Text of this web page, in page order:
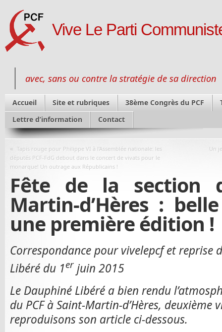
Vive Le Parti
avec, sans ou contre la stratégie de sa direction
Accueil Site et rubriques 38ème Congrès du PCF
Lettre d’information
Contact
« Tapis rouge pour Philippe VI à l’Assemblée nationale: les
députés PCF-FdG debout dans le concert de vivats pour le
monarque! Un outrage aux Républicains !
Un
Fête de la section
Martin-d’Hères :
une première édition !
Correspondance pour vivelepcf et reprise
Libéré du 1er juin 2015
Le Dauphiné Libéré a bien rendu
du PCF à Saint-Martin-d’Hères, deuxième
reproduisons son article ci-dessous.